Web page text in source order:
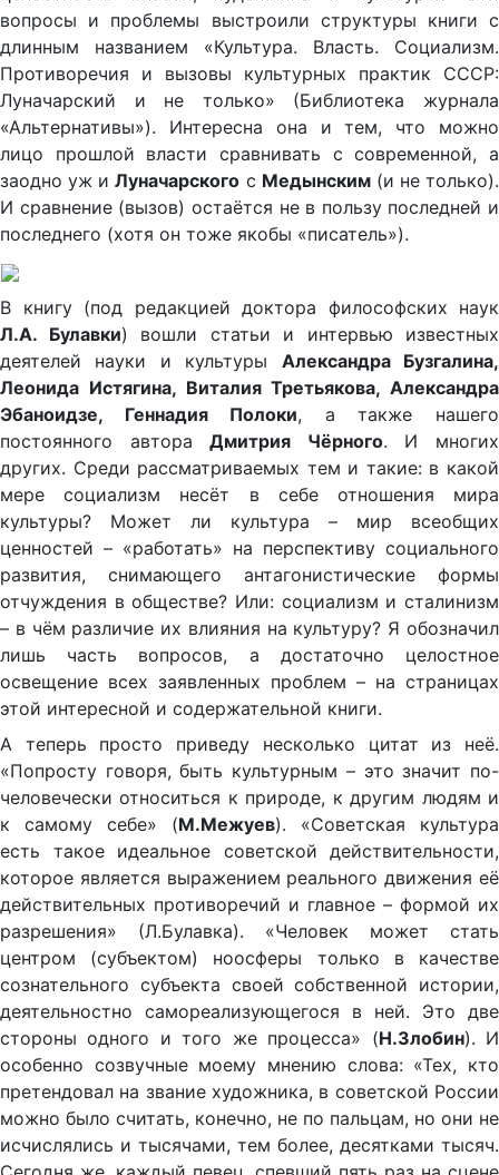
вопросы и проблемы выстроили структуры книги с
длинным названием «Культура. Власть. Социализм.
Противоречия и вызовы культурных практик СССР:
Луначарский и не только» (Библиотека журнала
«Альтернативы»). Интересна она и тем, что можно
лицо прошлой власти сравнивать с современной, а
заодно уж иЛуначарского с Медынским(и не только).
И сравнение (вызов) остаётся не в пользу последней и
последнего (хотя он тоже якобы «писатель»).
В книгу (под редакцией доктора философских наук
Л.А. Булавки) вошли статьи и интервью известных
деятелей науки и культуры Александра Бузгалина,
Леонида Истягина, Виталия Третьякова, Александра
Эбаноидзе, Геннадия Полоки, а также нашего
постоянного автораДмитрия Чёрного. И многих
других. Среди рассматриваемых тем и такие: в какой
мере социализм несёт в себе отношения мира
культуры? Может ли культура – мир всеобщих
ценностей – «работать» на перспективу социального
развития, снимающего антагонистические формы
отчуждения в обществе? Или: социализм и сталинизм
– в чём различие их влияния на культуру? Я обозначил
лишь часть вопросов, а достаточно целостное
освещение всех заявленных проблем – на страницах
этой интересной и содержательной книги.
А теперь просто приведу несколько цитат из неё.
«Попросту говоря, быть культурным – это значит по-
человечески относиться к природе, к другим людям и
к самому себе» (М.Межуев). «Советская культура
есть такое идеальное советской действительности,
которое является выражением реального движения её
действительных противоречий и главное – формой их
разрешения» (Л.Булавка). «Человек может стать
центром (субъектом) ноосферы только в качестве
сознательного субъекта своей собственной истории,
деятельностно самореализующегося в ней. Это две
стороны одного и того же процесса» (Н.Злобин). И
особенно созвучные моему мнению слова: «Тех, кто
претендовал на звание художника, в советской России
можно было считать, конечно, не по пальцам, но они не
исчислялись и тысячами, тем более, десятками тысяч.